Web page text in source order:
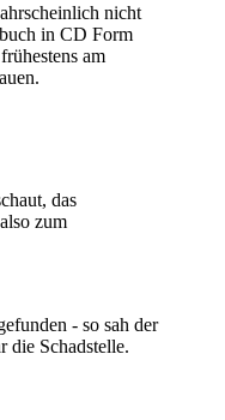
nicht
in CD Form
am
das
zum
- so sah der
die Schadstelle.